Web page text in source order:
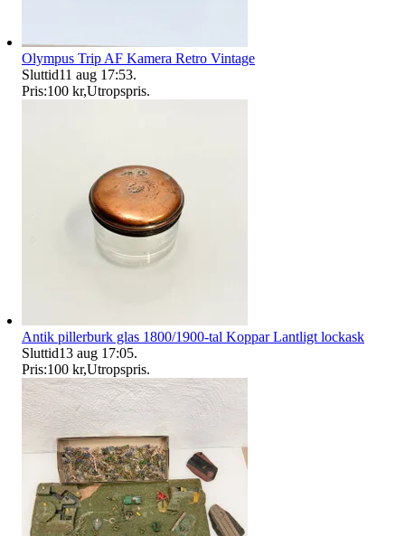
Olympus Trip AF Kamera Retro Vintage
Sluttid11 aug 17:53.
Pris:100 kr,Utropspris.
Antik pillerburk glas 1800/1900-tal Koppar Lantligt lockask
Sluttid13 aug 17:05.
Pris:100 kr,Utropspris.